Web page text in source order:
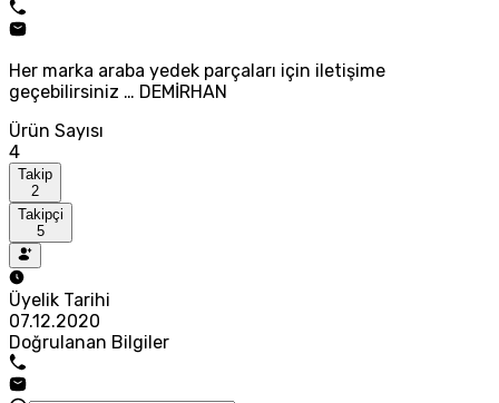
Her marka araba yedek parçaları için iletişime
geçebilirsiniz … DEMİRHAN
Ürün Sayısı
4
Takip
2
Takipçi
5
Üyelik Tarihi
07.12.2020
Doğrulanan Bilgiler